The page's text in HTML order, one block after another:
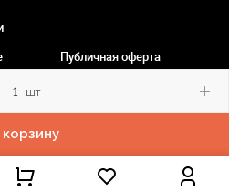
шт
корзину
Публичная оферта